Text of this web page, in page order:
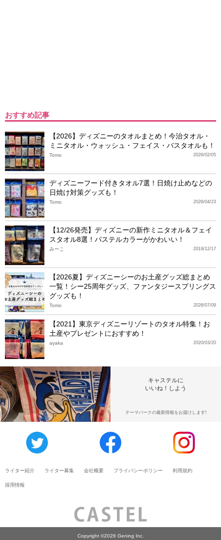
おすすめ記事
【2026】ディズニーのタオルまとめ！今治タオル・
ミニタオル・ウォッシュ・フェイス・バスタオルも！
2026/02/05
Tomo
ディズニーフード付きタオル7選！日焼け止めなどの
日焼け対策グッズも！
2026/04/23
Tomo
【12/26発売】ディズニーの新作ミニタオル＆フェイ
スタオル8選！パステルカラーがかわいい！
2019/12/17
みーこ
【2026夏】ディズニーシーのお土産グッズ総まとめ
一覧！シー25周年グッズ、ファンタジースプリングス
グッズも！
2026/07/09
Tomo
【2021】東京ディズニーリゾートのタオル特集！お
土産やプレゼントにおすすめ！
2020/03/20
ayaka
キャステルに
いいね！しよう
テーマパークの最新情報をお届けします!
ライター紹介 ライター募集 会社概要 プライバシーポリシー 利用規約
採用情報
Copyright ©2026 Gening Inc.